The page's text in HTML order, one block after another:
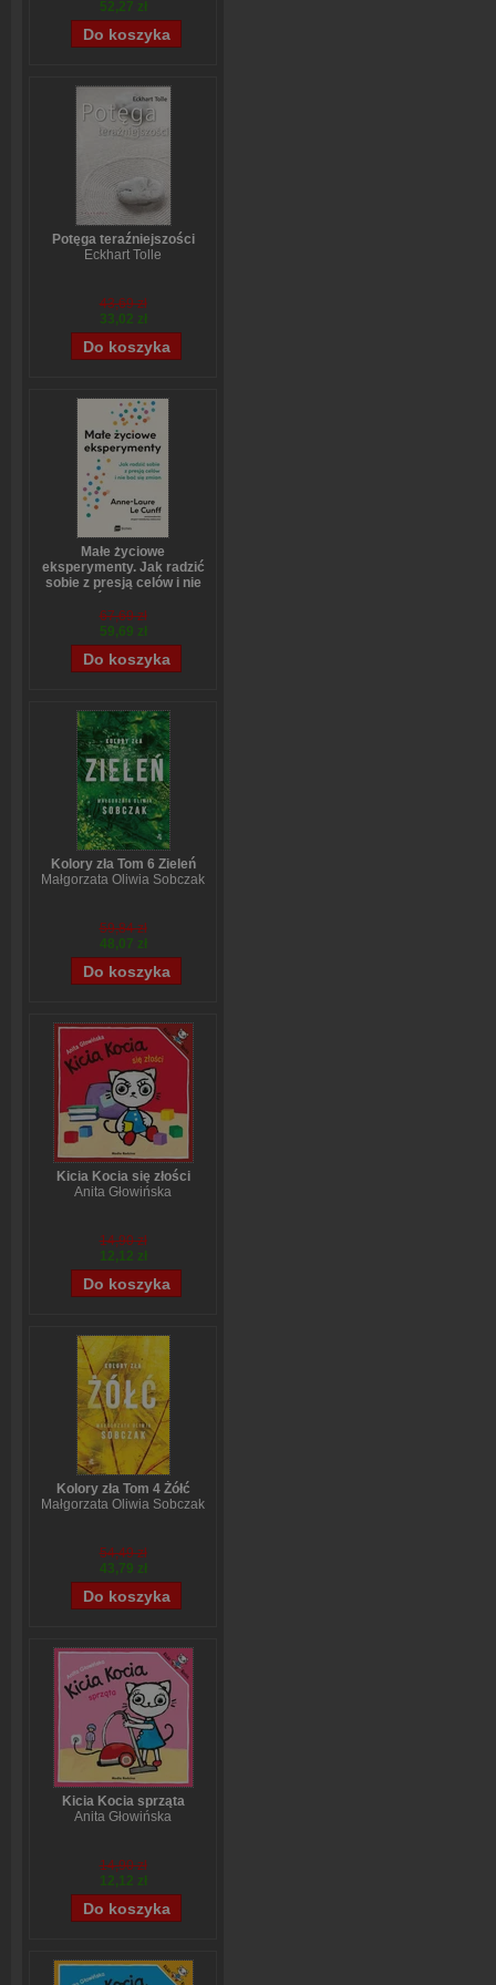
52,27 zł
Potęga teraźniejszości
Eckhart Tolle
43,69 zł
33,02 zł
Małe życiowe
eksperymenty. Jak radzić
sobie z presją celów i nie
Anne-Laure LeCunff
67,69 zł
59,69 zł
Kolory zła Tom 6 Zieleń
Małgorzata Oliwia Sobczak
59,84 zł
48,07 zł
Kicia Kocia się złości
Anita Głowińska
14,90 zł
12,12 zł
Kolory zła Tom 4 Żółć
Małgorzata Oliwia Sobczak
54,49 zł
43,79 zł
Kicia Kocia sprząta
Anita Głowińska
14,90 zł
12,12 zł